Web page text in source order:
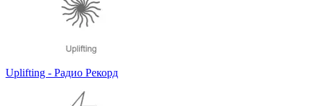
Uplifting - Радио Рекорд